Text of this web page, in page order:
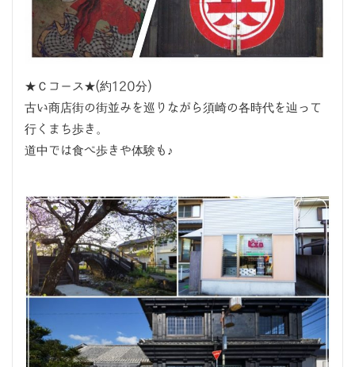
★Ｃコース★(約120分)
古い商店街の街並みを巡りながら須崎の各時代を辿って
行くまち歩き。
道中では食べ歩きや体験も♪